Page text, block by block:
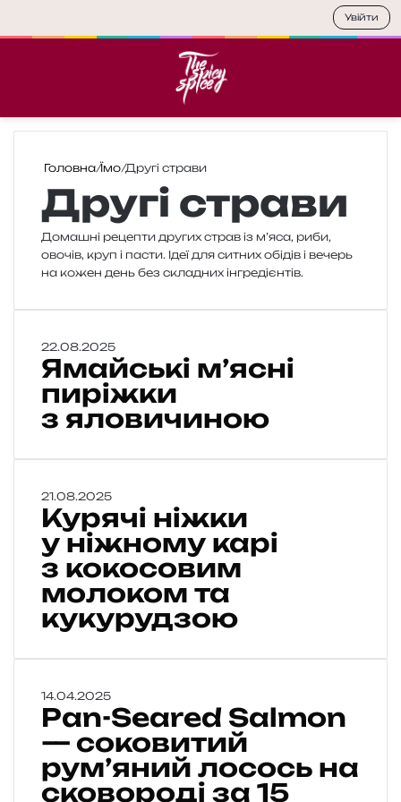
Головна/Їмо/Другі страви
Другі страви
Домашні реце­пти дру­гих страв із м’яса, риби,
ово­чів, круп і пасти. Ідеї для ситних обі­дів і вечерь
на кожен день без скла­дних інгредієнтів.
Я
м
й
с
к
м
я
с
н
і
п
и
к
и
з
я
л
22.08.2025
Ямайські м’ясні
пиріжки
з яловичиною
К
я
ч
і
і
у
н
і
ж
н
21.08.2025
Курячі ніжки
у ніжному карі
з кокосовим
молоком та
кукурудзою
P
a
S
e
14.04.2025
Pan-Seared Salmon
— соковитий
рум’яний лосось на
сковороді за 15
Увійти